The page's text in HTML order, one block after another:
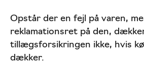
Opstår der en fejl på varen,
reklamationsret på den,
tillægsforsikringen ikke, hvis
dækker.